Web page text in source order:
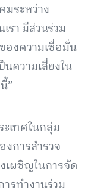
มระหว่าง
รา มีส่วนร่วม
องความเชื่อมั่น
ความเสี่ยงใน
”
ะเทศในกลุ่ม
การสำรวจ
เผชิญในการจัด